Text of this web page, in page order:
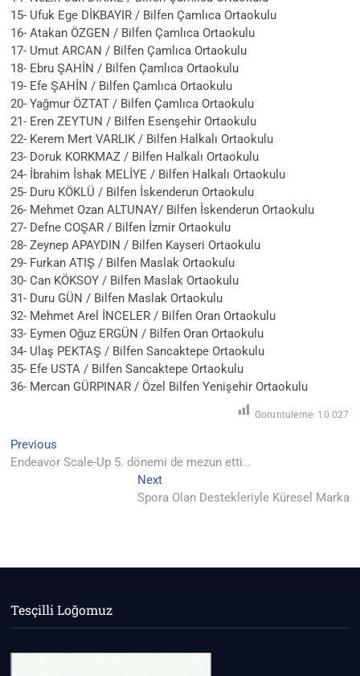
15- Ufuk Ege DİKBAYIR / Bilfen Çamlıca Ortaokulu
16- Atakan ÖZGEN / Bilfen Çamlıca Ortaokulu
17- Umut ARCAN / Bilfen Çamlıca Ortaokulu
18- Ebru ŞAHİN / Bilfen Çamlıca Ortaokulu
19- Efe ŞAHİN / Bilfen Çamlıca Ortaokulu
20- Yağmur ÖZTAT / Bilfen Çamlıca Ortaokulu
21- Eren ZEYTUN / Bilfen Esenşehir Ortaokulu
22- Kerem Mert VARLIK / Bilfen Halkalı Ortaokulu
23- Doruk KORKMAZ / Bilfen Halkalı Ortaokulu
24- İbrahim İshak MELİYE / Bilfen Halkalı Ortaokulu
25- Duru KÖKLÜ / Bilfen İskenderun Ortaokulu
26- Mehmet Ozan ALTUNAY/ Bilfen İskenderun Ortaokulu
27- Defne COŞAR / Bilfen İzmir Ortaokulu
28- Zeynep APAYDIN / Bilfen Kayseri Ortaokulu
29- Furkan ATIŞ / Bilfen Maslak Ortaokulu
30- Can KÖKSOY / Bilfen Maslak Ortaokulu
31- Duru GÜN / Bilfen Maslak Ortaokulu
32- Mehmet Arel İNCELER / Bilfen Oran Ortaokulu
33- Eymen Oğuz ERGÜN / Bilfen Oran Ortaokulu
34- Ulaş PEKTAŞ / Bilfen Sancaktepe Ortaokulu
35- Efe USTA / Bilfen Sancaktepe Ortaokulu
36- Mercan GÜRPINAR / Özel Bilfen Yenişehir Ortaokulu
Goruntuleme: 10.027
Yazı
gezinmesi
Previous
post:
Endeavor Scale-Up 5. dönemi de mezun etti…
NextNext
post:
Spora Olan Destekleriyle Küresel Marka
Tesçilli Loğomuz